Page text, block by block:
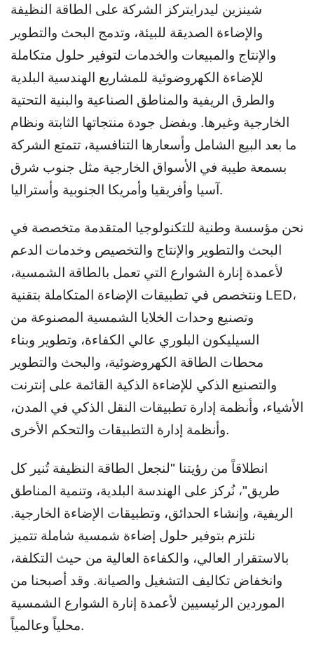
شينزين ليدرايتركز الشركة على الطاقة النظيفة
والإضاءة الصديقة للبيئة، وتدمج البحث والتطوير
والإنتاج والمبيعات والخدمات لتوفير حلول متكاملة
للإضاءة الكهروضوئية للمشاريع الهندسية البلدية
والطرق الريفية والمناطق الصناعية والبنية التحتية
الخارجية وغيرها. وبفضل جودة منتجاتها الثابتة ونظام
ما بعد البيع الشامل وأسعارها التنافسية، تتمتع الشركة
بسمعة طيبة في الأسواق الخارجية مثل جنوب شرق
آسيا وأفريقيا وأمريكا الجنوبية وأستراليا.
نحن مؤسسة وطنية للتكنولوجيا المتقدمة متخصصة في
البحث والتطوير والإنتاج والتخصيص وخدمات الدعم
لأعمدة إنارة الشوارع التي تعمل بالطاقة الشمسية،
ونتخصص في تطبيقات الإضاءة المتكاملة بتقنية LED،
وتصنيع وحدات الخلايا الشمسية المصنوعة من
السيليكون البلوري عالي الكفاءة، وتطوير وبناء
محطات الطاقة الكهروضوئية، والبحث والتطوير
والتصنيع الذكي للإضاءة الذكية القائمة على إنترنت
الأشياء، وأنظمة إدارة تطبيقات النقل الذكي في المدن،
وأنظمة إدارة التطبيقات والتحكم الأخرى.
انطلاقاً من رؤيتنا "لنجعل الطاقة النظيفة تُنير كل
طريق"، نُركز على الهندسة البلدية، وتنمية المناطق
الريفية، وإنشاء الحدائق، وتطبيقات الإضاءة الخارجية.
نلتزم بتوفير حلول إضاءة شمسية شاملة تتميز
بالاستقرار العالي، والكفاءة العالية من حيث التكلفة،
وانخفاض تكاليف التشغيل والصيانة. وقد أصبحنا من
الموردين الرئيسيين لأعمدة إنارة الشوارع الشمسية
محلياً وعالمياً.